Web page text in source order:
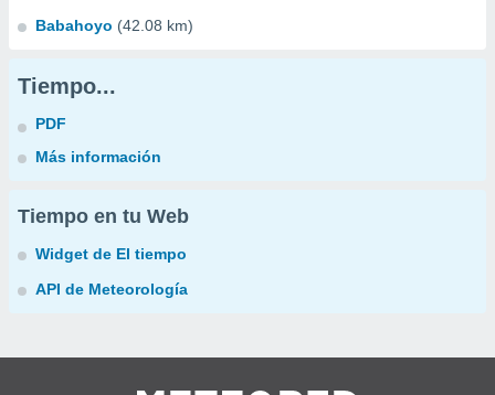
Babahoyo (42.08 km)
Tiempo...
PDF
Más información
Tiempo en tu Web
Widget de El tiempo
API de Meteorología